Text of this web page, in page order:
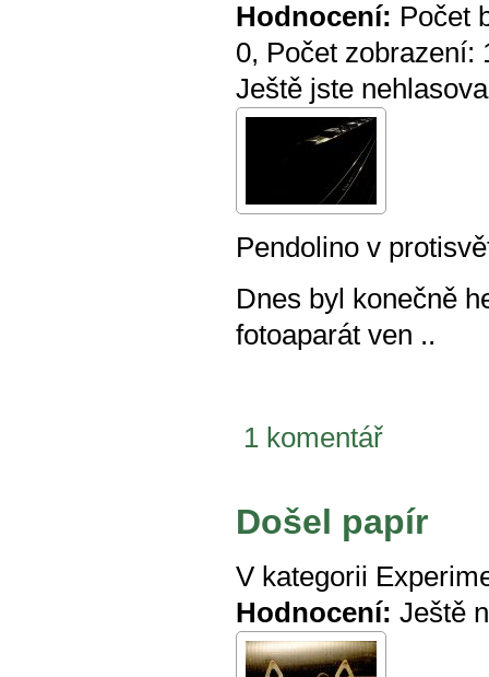
Hodnocení: Počet
0, Počet zobrazení:
Ještě jste
Pendolino v
Dnes byl konečně
fotoaparát ven ..
1 komentář
Došel papír
V kategorii
Hodnocení: Ještě